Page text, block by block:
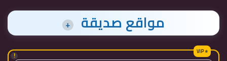
مواقع صديقة +
!